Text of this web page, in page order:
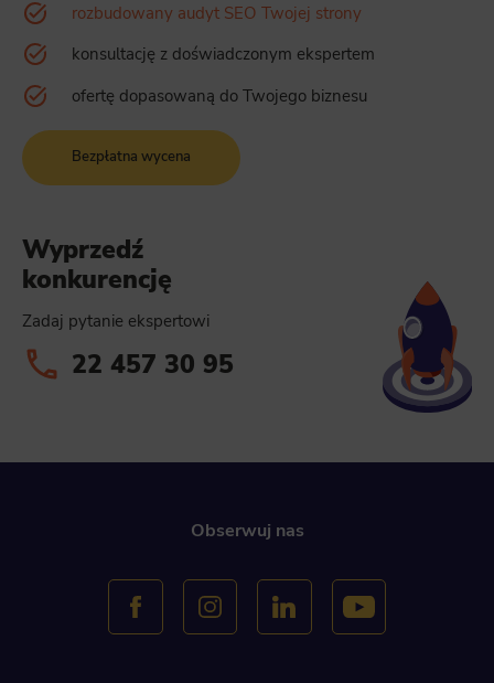
rozbudowany audyt SEO Twojej strony
konsultację z doświadczonym ekspertem
ofertę dopasowaną do Twojego biznesu
Bezpłatna wycena
Wyprzedź
konkurencję
Zadaj pytanie ekspertowi
22 457 30 95
Obserwuj nas